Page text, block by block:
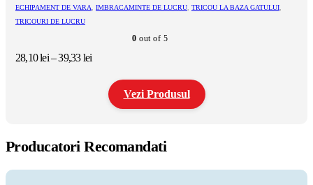
ECHIPAMENT DE VARA, IMBRACAMINTE DE LUCRU, TRICOU LA BAZA GATULUI,
TRICOURI DE LUCRU
0 out of 5
28,10lei–39,33leiInterval
prețuri:
28,10 leiVezi Produsul
are
multe
Producatori Recomandati